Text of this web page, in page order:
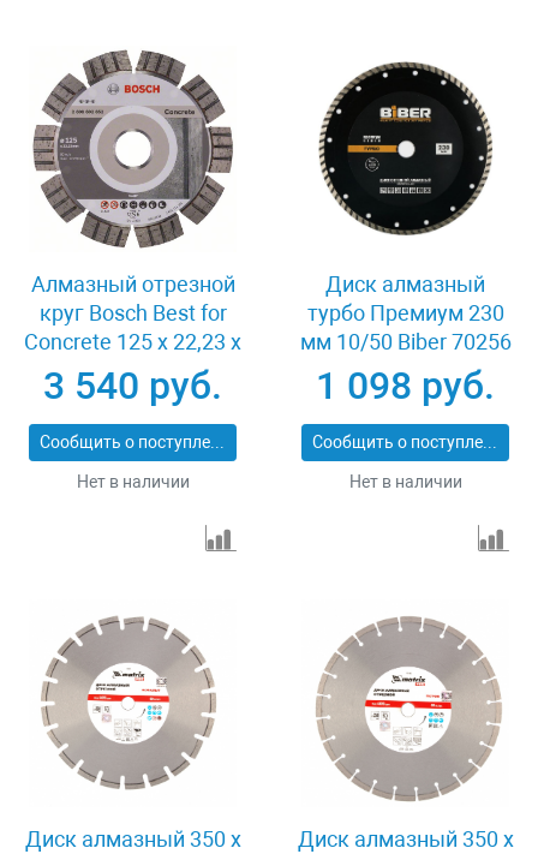
Алмазный отрезной
круг Bosch Best for
Concrete 125 x 22,23 x
2,2 x 12 mm
3 540 руб.
Сообщить о поступлении
Нет в наличии
Диск алмазный
турбо Премиум 230
мм 10/50 Biber 70256
1 098 руб.
Сообщить о поступлении
Нет в наличии
Диск алмазный 350 х
Диск алмазный 350 х